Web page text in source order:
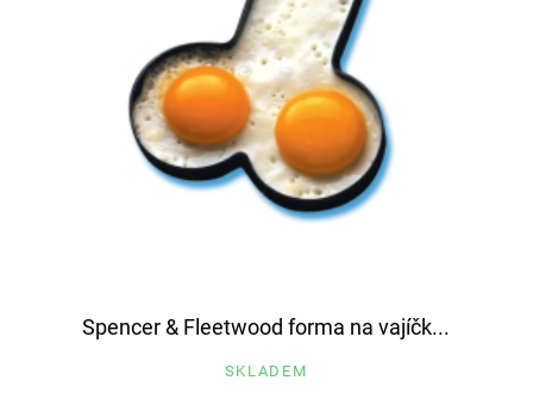
Spencer & Fleetwood forma na vajíčk...
SKLADEM